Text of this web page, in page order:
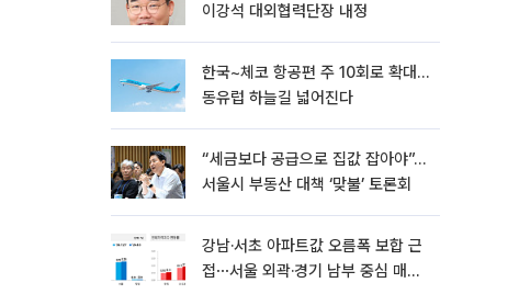
이강석 대외협력단장 내정
한국~체코 항공편 주 10회로 확대…
동유럽 하늘길 넓어진다
“세금보다 공급으로 집값 잡아야”…
서울시 부동산 대책 ‘맞불’ 토론회
강남·서초 아파트값 오름폭 보합 근
접⋯서울 외곽·경기 남부 중심 매수